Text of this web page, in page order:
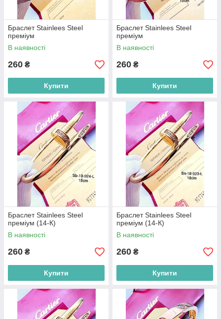
Браслет Stainlees Steel
преміум
В наявності
260 ₴
Купити
Браслет Stainlees Steel
преміум
В наявності
260 ₴
Купити
Браслет Stainlees Steel
преміум (14-К)
В наявності
260 ₴
Купити
Браслет Stainlees Steel
преміум (14-К)
В наявності
260 ₴
Купити